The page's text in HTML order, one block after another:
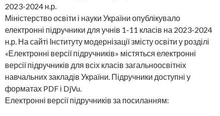
2023-2024 н.р.
Міністерство освіти і науки України опублікувало
електронні підручники для учнів 1-11 класів на 2023-2024
н.р. На сайті Інституту модернізації змісту освіти у розділі
«Електронні версії підручників» містяться електронні
версії підручників для всіх класів загальноосвітніх
навчальних закладів України. Підручники доступні у
форматах PDF і DjVu.
Електронні версії підручників за посиланням: